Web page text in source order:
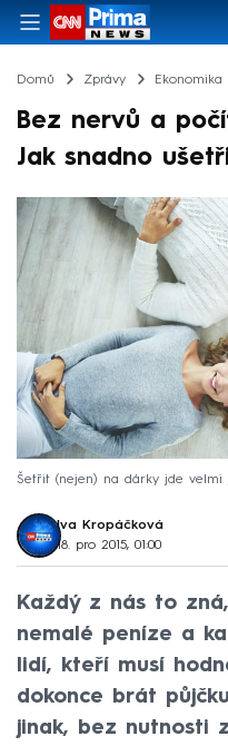
Domů Zprávy Ekonomika
Bez nervů a
Jak snadno
Šetřit (nejen) na dárky jde velmi
Iva Kropáčková
18. pro 2015, 01:00
Každý z nás to
nemalé peníze a
lidí, kteří musí
dokonce brát
jinak, bez nutnosti